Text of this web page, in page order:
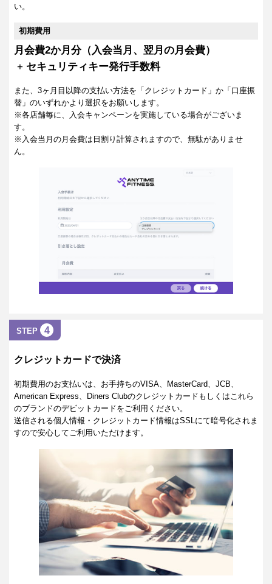
い。
初期費用
月会費2か月分（入会当月、翌月の月会費）
+ セキュリティキー発行手数料
また、3ヶ月目以降の支払い方法を「クレジットカード」か「口座振
替」のいずれかより選択をお願いします。
※各店舗毎に、入会キャンペーンを実施している場合がございま
す。
※入会当月の月会費は日割り計算されますので、無駄がありませ
ん。
STEP 4
クレジットカードで決済
初期費用のお支払いは、お手持ちのVISA、MasterCard、JCB、
American Express、Diners Clubのクレジットカードもしくはこれら
のブランドのデビットカードをご利用ください。
送信される個人情報・クレジットカード情報はSSLにて暗号化されま
すので安心してご利用いただけます。